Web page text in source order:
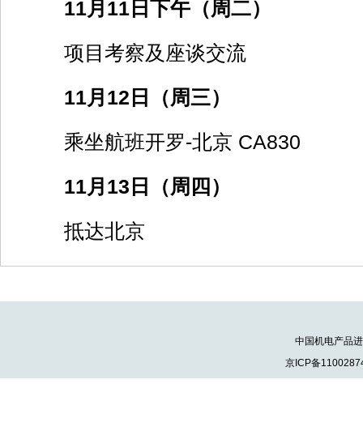
11月11日下午（周二）
项目考察及座谈交流
11月12日（周三）
乘坐航班开罗-北京 CA830
11月13日（周四）
抵达北京
中国机电产品
京ICP备